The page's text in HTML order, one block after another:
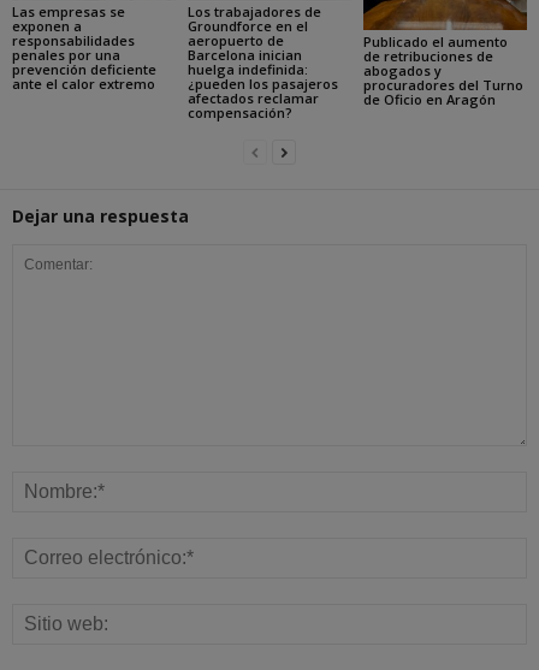
Las empresas se
exponen a
responsabilidades
penales por una
prevención deficiente
ante el calor extremo
Los trabajadores de
Groundforce en el
aeropuerto de
Barcelona inician
huelga indefinida:
¿pueden los pasajeros
afectados reclamar
compensación?
Publicado el aumento
de retribuciones de
abogados y
procuradores del Turno
de Oficio en Aragón
Dejar una respuesta